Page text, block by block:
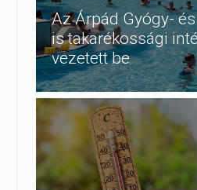
Az Árpád Gyógy-
is takarékossági
vezetett be